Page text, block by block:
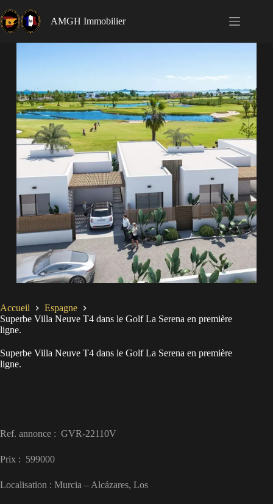
AMGH Immobilier
Accueil
Espagne
Superbe Villa Neuve T4 dans le Golf La Serena en première
ligne.
Superbe Villa Neuve T4 dans le Golf La Serena en première
ligne.
Ref. annonce : GVR-22110V
Prix : 599000
Localisation : Murcia – Alcázares, Los